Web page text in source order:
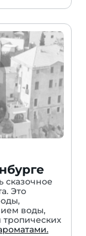
сказочное
Это
воды,